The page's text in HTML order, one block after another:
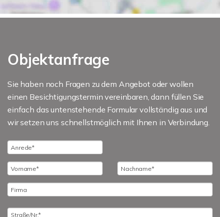
Objektanfrage
Sie haben noch Fragen zu dem Angebot oder wollen
einen Besichtigungstermin vereinbaren, dann füllen Sie
einfach das untenstehende Formular vollständig aus und
wir setzen uns schnellstmöglich mit Ihnen in Verbindung.